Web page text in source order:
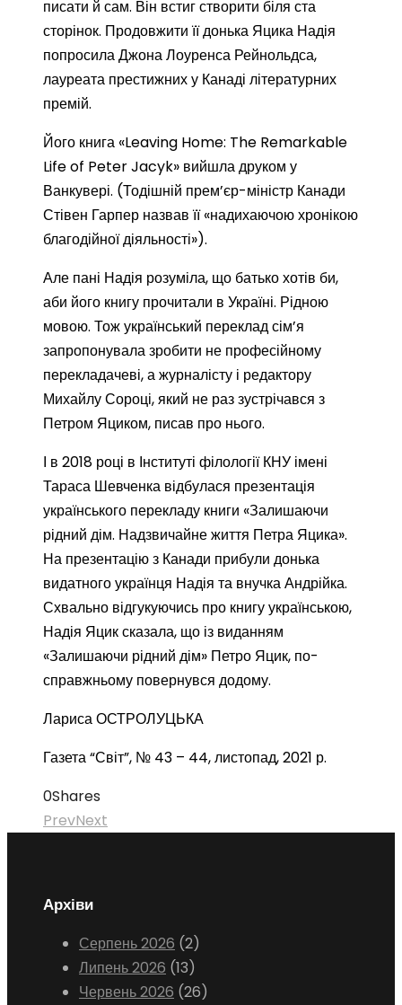
писати й сам. Він встиг створити біля ста
сторінок. Продовжити її донька Яцика Надія
попросила Джона Лоуренса Рейнольдса,
лауреата престижних у Канаді літературних
премій.
Його книга «Leaving Home: The Remarkable
Life of Peter Jacyk» вийшла друком у
Ванкувері. (Тодішній прем’єр-міністр Канади
Стівен Гарпер назвав її «надихаючою хронікою
благодійної діяльності»).
Але пані Надія розуміла, що батько хотів би,
аби його книгу прочитали в Україні. Рідною
мовою. Тож український переклад сім’я
запропонувала зробити не професійному
перекладачеві, а журналісту і редактору
Михайлу Сороці, який не раз зустрічався з
Петром Яциком, писав про нього.
І в 2018 році в Інституті філології КНУ імені
Тараса Шевченка відбулася презентація
українського перекладу книги «Залишаючи
рідний дім. Надзвичайне життя Петра Яцика».
На презентацію з Канади прибули донька
видатного українця Надія та внучка Андрійка.
Схвально відгукуючись про книгу українською,
Надія Яцик сказала, що із виданням
«Залишаючи рідний дім» Петро Яцик, по-
справжньому повернувся додому.
Лариса ОСТРОЛУЦЬКА
Газета “Світ”, № 43 – 44, листопад, 2021 р.
0Shares
PrevNext
Архіви
Серпень 2026 (2)
Липень 2026 (13)
Червень 2026 (26)